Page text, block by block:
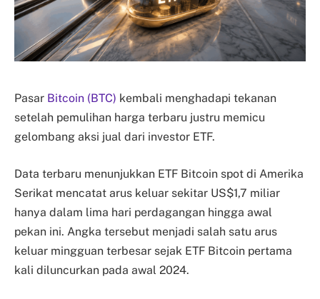
Pasar Bitcoin (BTC) kembali menghadapi tekanan
setelah pemulihan harga terbaru justru memicu
gelombang aksi jual dari investor ETF.
Data terbaru menunjukkan ETF Bitcoin spot di Amerika
Serikat mencatat arus keluar sekitar US$1,7 miliar
hanya dalam lima hari perdagangan hingga awal
pekan ini. Angka tersebut menjadi salah satu arus
keluar mingguan terbesar sejak ETF Bitcoin pertama
kali diluncurkan pada awal 2024.